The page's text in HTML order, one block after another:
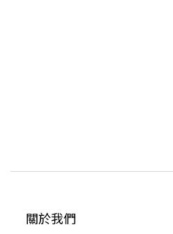
關於我們